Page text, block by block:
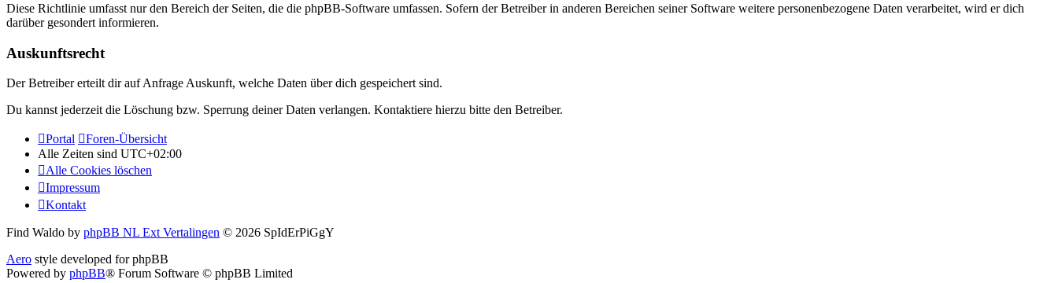
Diese Richtlinie umfasst nur den Bereich der Seiten, die die phpBB-Software umfassen. Sofern der Betreiber in anderen Bereichen seiner Software weitere personenbezogene Daten verarbeitet, wird er dich
darüber gesondert informieren.
Auskunftsrecht
Der Betreiber erteilt dir auf Anfrage Auskunft, welche Daten über dich gespeichert sind.
Du kannst jederzeit die Löschung bzw. Sperrung deiner Daten verlangen. Kontaktiere hierzu bitte den Betreiber.
Portal
Foren-Übersicht
Alle Zeiten sind UTC+02:00
Alle Cookies löschen
Impressum
Kontakt
Find Waldo by phpBB NL Ext Vertalingen © 2026 SpIdErPiGgY
Aero style developed for phpBB
Powered by phpBB® Forum Software © phpBB Limited